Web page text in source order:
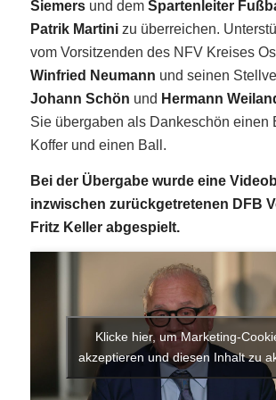
Siemersund dem Spartenleiter
Patrik Martinizu überreichen.
vom Vorsitzenden des NFV Kreises
Winfried Neumann und seinen
Johann Schön und Hermann
Sie übergaben als Dankeschön einen
Koffer und einen Ball.
Bei der Übergabe wurde eine
inzwischen zurückgetretenen DFB
Fritz Keller abgespielt.
Klicke hier, um Marketing-
akzeptieren und diesen Inhalt zu